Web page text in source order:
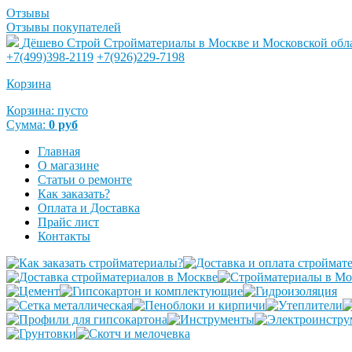
Отзывы
Отзывы покупателей
Дёшево Строй Стройматериалы в Москве и Московской
+7(499)398-2119 +7(926)229-7198
Корзина
Корзина: пусто
Сумма: 0 руб
Главная
О магазине
Статьи о ремонте
Как заказать?
Оплата и Доставка
Прайс лист
Контакты